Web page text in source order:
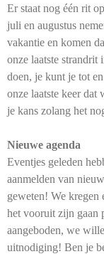
Er staat nog één rit
juli en augustus
vakantie en komen
onze laatste
doen, je kunt je tot
onze laatste keer dat
je kans zolang het
Nieuwe agenda
Eventjes geleden
aanmelden van
geweten! We kregen
het vooruit zijn gaan
aangeboden, we
uitnodiging! Ben je